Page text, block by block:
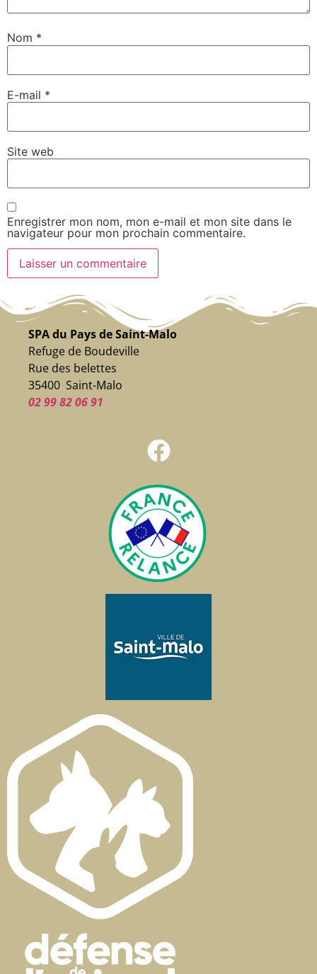
Nom *
E-mail *
Site web
Enregistrer mon nom, mon e-mail et mon site dans le
navigateur pour mon prochain commentaire.
SPA du Pays de Saint-Malo
Refuge de Boudeville
Rue des belettes
35400 Saint-Malo
02 99 82 06 91